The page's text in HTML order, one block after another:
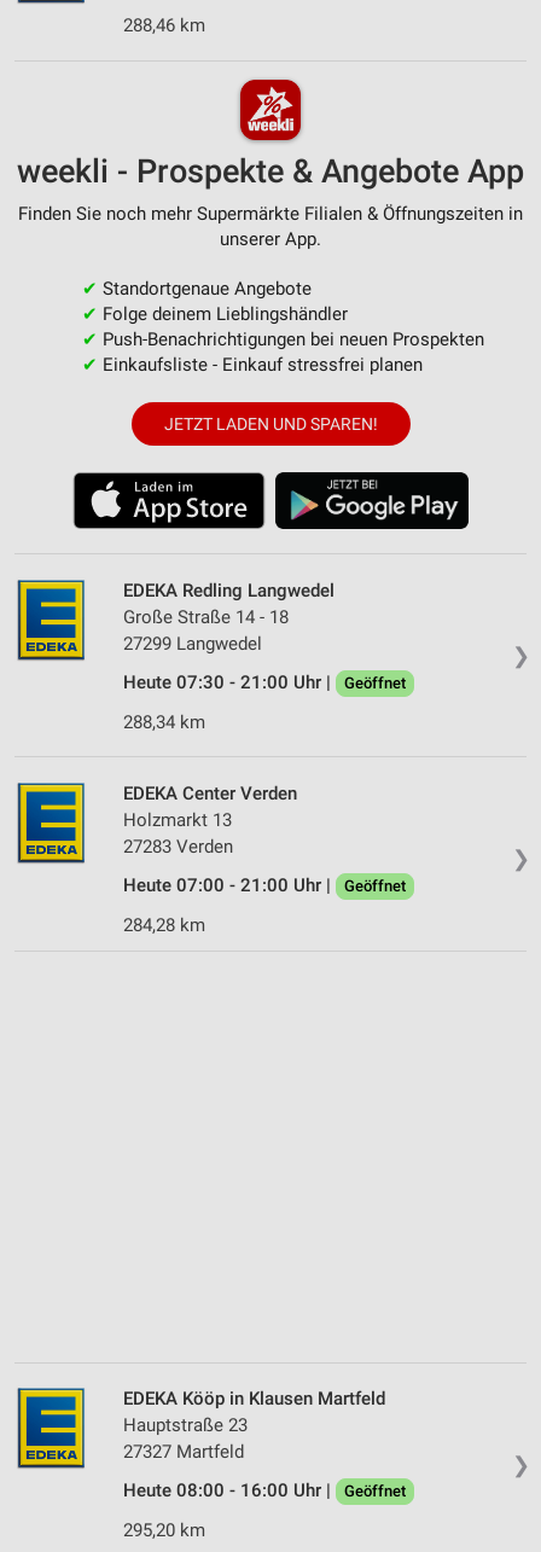
288,46 km
weekli - Prospekte & Angebote App
Finden Sie noch mehr Supermärkte Filialen & Öffnungszeiten in
unserer App.
✔ Standortgenaue Angebote
✔ Folge deinem Lieblingshändler
✔ Push-Benachrichtigungen bei neuen Prospekten
✔ Einkaufsliste - Einkauf stressfrei planen
JETZT LADEN UND SPAREN!
❯
EDEKA Redling Langwedel
Große Straße 14 - 18
27299 Langwedel
Heute 07:30 - 21:00 Uhr |
Geöffnet
288,34 km
❯
EDEKA Center Verden
Holzmarkt 13
27283 Verden
Heute 07:00 - 21:00 Uhr |
Geöffnet
284,28 km
❯
EDEKA Kööp in Klausen Martfeld
Hauptstraße 23
27327 Martfeld
Heute 08:00 - 16:00 Uhr |
Geöffnet
295,20 km